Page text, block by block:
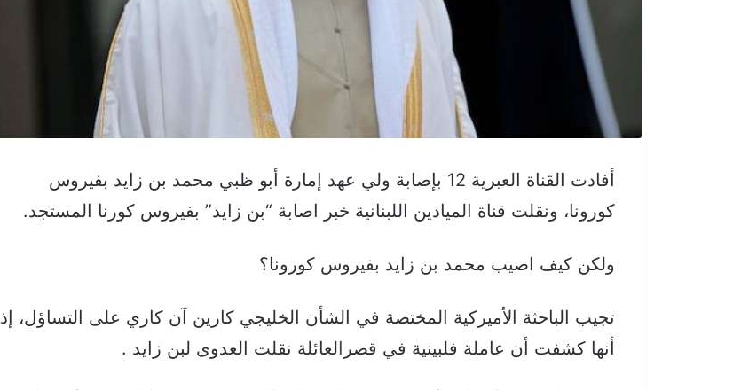
أفادت القناة العبرية 12 بإصابة ولي عهد إمارة أبو ظبي محمد بن زايد بفيروس
كورونا، ونقلت قناة الميادين اللبنانية خبر اصابة “بن زايد” بفيروس كورنا المستجد.
ولكن كيف اصيب محمد بن زايد بفيروس كورونا؟
تجيب الباحثة الأميركية المختصة في الشأن الخليجي كارين آن كاري على التساؤل، إذ
أنها كشفت أن عاملة فلبينية في قصر العائلة نقلت العدوى لبن زايد .